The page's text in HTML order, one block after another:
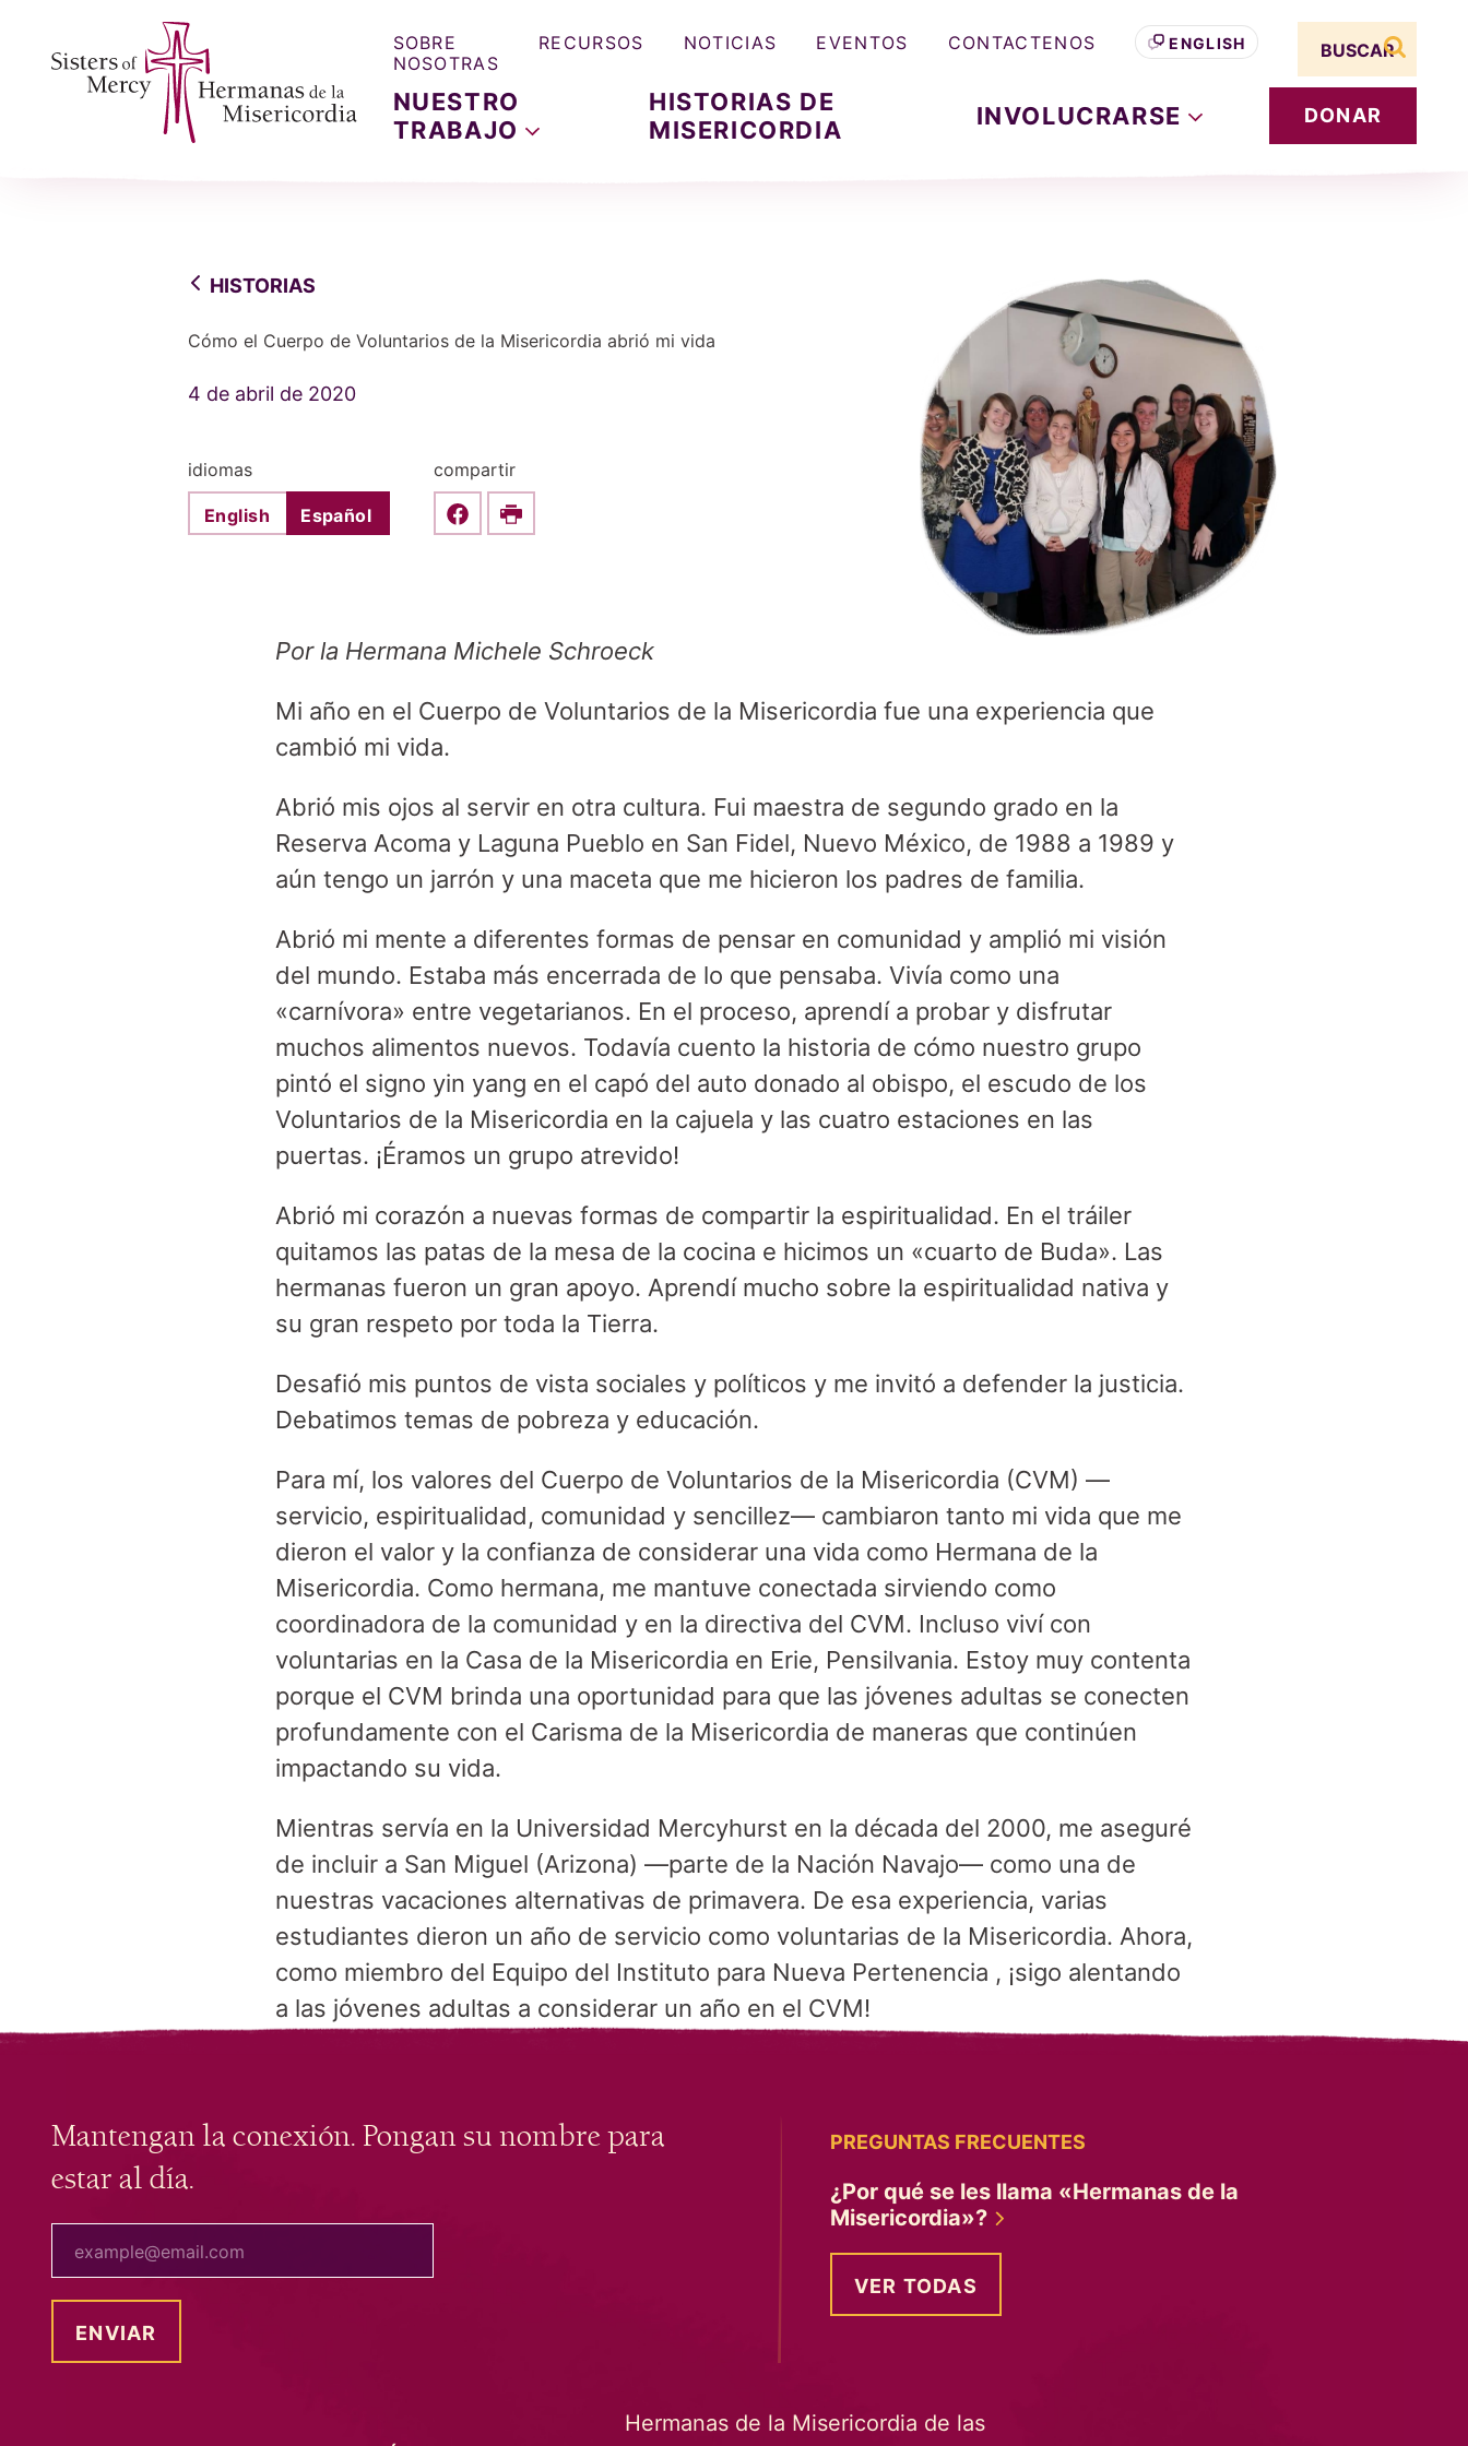
NUESTRO
TRABAJO
HISTORIAS DE
MISERICORDIA
INVOLUCRARSE DONAR
SOBRE
NOSOTRAS
RECURSOS NOTICIAS EVENTOS CONTACTENOS ENGLISH
Search term
buscar
HISTORIAS
Cómo el Cuerpo de Voluntarios de la Misericordia abrió mi vida
4 de abril de 2020
idiomas
English Español
compartir
Share this on Facebook
Print
Por la Hermana Michele Schroeck
Mi año en el Cuerpo de Voluntarios de la Misericordia fue una experiencia que
cambió mi vida.
Abrió mis ojos al servir en otra cultura. Fui maestra de segundo grado en la
Reserva Acoma y Laguna Pueblo en San Fidel, Nuevo México, de 1988 a 1989 y
aún tengo un jarrón y una maceta que me hicieron los padres de familia.
Abrió mi mente a diferentes formas de pensar en comunidad y amplió mi visión
del mundo. Estaba más encerrada de lo que pensaba. Vivía como una
«carnívora» entre vegetarianos. En el proceso, aprendí a probar y disfrutar
muchos alimentos nuevos. Todavía cuento la historia de cómo nuestro grupo
pintó el signo yin yang en el capó del auto donado al obispo, el escudo de los
Voluntarios de la Misericordia en la cajuela y las cuatro estaciones en las
puertas. ¡Éramos un grupo atrevido!
Abrió mi corazón a nuevas formas de compartir la espiritualidad. En el tráiler
quitamos las patas de la mesa de la cocina e hicimos un «cuarto de Buda». Las
hermanas fueron un gran apoyo. Aprendí mucho sobre la espiritualidad nativa y
su gran respeto por toda la Tierra.
Desafió mis puntos de vista sociales y políticos y me invitó a defender la justicia.
Debatimos temas de pobreza y educación.
Para mí, los valores del Cuerpo de Voluntarios de la Misericordia (CVM) —
servicio, espiritualidad, comunidad y sencillez— cambiaron tanto mi vida que me
dieron el valor y la confianza de considerar una vida como Hermana de la
Misericordia. Como hermana, me mantuve conectada sirviendo como
coordinadora de la comunidad y en la directiva del CVM. Incluso viví con
voluntarias en la Casa de la Misericordia en Erie, Pensilvania. Estoy muy contenta
porque el CVM brinda una oportunidad para que las jóvenes adultas se conecten
profundamente con el Carisma de la Misericordia de maneras que continúen
impactando su vida.
Mientras servía en la Universidad Mercyhurst en la década del 2000, me aseguré
de incluir a San Miguel (Arizona) —parte de la Nación Navajo— como una de
nuestras vacaciones alternativas de primavera. De esa experiencia, varias
estudiantes dieron un año de servicio como voluntarias de la Misericordia. Ahora,
como miembro del Equipo del Instituto para Nueva Pertenencia , ¡sigo alentando
a las jóvenes adultas a considerar un año en el CVM!
Mantengan la conexión. Pongan su nombre para
estar al día.
PREGUNTAS FRECUENTES
¿Por qué se les llama «Hermanas de la
Misericordia»?
VER TODAS
Hermanas de la Misericordia de las